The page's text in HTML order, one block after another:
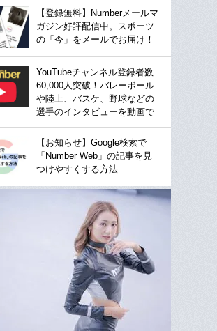
【登録無料】Numberメールマ
ガジン好評配信中。スポーツ
の「今」をメールでお届け！
YouTubeチャンネル登録者数
60,000人突破！バレーボール
や陸上、バスケ、野球などの
選手のインタビューを動画で
【お知らせ】Google検索で
「Number Web」の記事を見
つけやすくする方法